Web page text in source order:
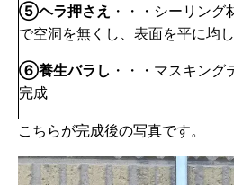
⑤ヘラ押さえ ・・・シーリン
で空洞を無くし、表面を平に均し
⑥養生バラし ・・・マスキング
完成
こちらが完成後の写真です。